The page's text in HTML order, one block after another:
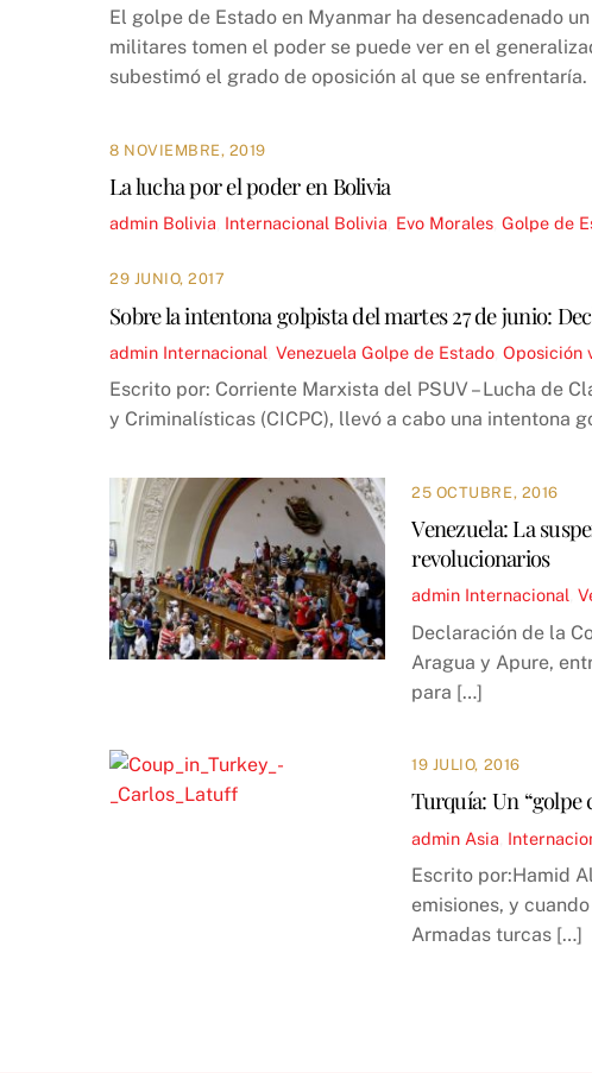
El golpe de Estado en Myanmar ha desencadenado
militares tomen el poder se puede ver en el
subestimó el grado de oposición al que se enfrentaría.
8 NOVIEMBRE, 2019
La lucha por el poder en Bolivia
admin Bolivia Internacional Bolivia Evo Morales Golpe de
29 JUNIO, 2017
Sobre la intentona golpista del martes 27 de junio:
admin Internacional Venezuela Golpe de Estado Oposición
Escrito por: Corriente Marxista del PSUV – Lucha de
y Criminalísticas (CICPC), llevó a cabo una intentona
25 OCTUBRE, 2016
Venezuela: La
revolucionarios
admin Internacional ,
Declaración de la
Aragua y Apure,
para […]
19 JULIO, 2016
Turquía: Un “golpe
admin Asia
Escrito por:Hamid
emisiones, y
Armadas turcas […]